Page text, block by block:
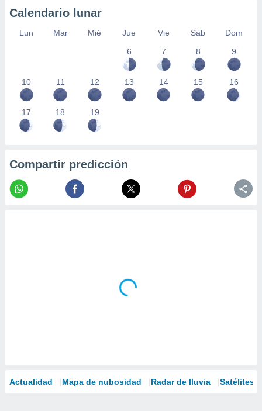
Calendario lunar
Lun Mar Mié Jue Vie Sáb
Dom
6
7 8 9
10 11 12 13 14 15 16
17 18 19
Compartir predicción
Actualidad Mapa de nubosidad Radar de lluvia Satélites